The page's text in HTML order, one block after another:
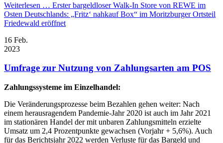
Weiterlesen … Erster bargeldloser Walk-In Store von REWE im
Osten Deutschlands: „Fritz‘ nahkauf Box“ im Moritzburger Ortsteil
Friedewald eröffnet
16 Feb.
2023
Umfrage zur Nutzung von Zahlungsarten am POS
Zahlungssysteme im Einzelhandel:
Die Veränderungsprozesse beim Bezahlen gehen weiter: Nach
einem herausragendem Pandemie-Jahr 2020 ist auch im Jahr 2021
im stationären Handel der mit unbaren Zahlungsmitteln erzielte
Umsatz um 2,4 Prozentpunkte gewachsen (Vorjahr + 5,6%). Auch
für das Berichtsjahr 2022 werden Verluste für das Bargeld und